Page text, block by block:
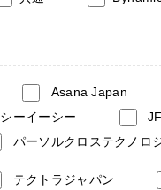
Asana Japan
シーイーシー
パーソルクロステクノロ
テクトラジャパン